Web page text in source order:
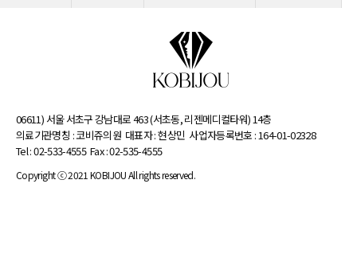
06611) 서울 서초구 강남대로 463 (서초동, 리젠메디컬타워) 14층
의료기관명칭 : 코비쥬의원 대표자 : 현상민 사업자등록번호 : 164-01-02328
Tel : 02-533-4555 Fax : 02-535-4555
Copyright ⓒ 2021 KOBIJOU All rights reserved.